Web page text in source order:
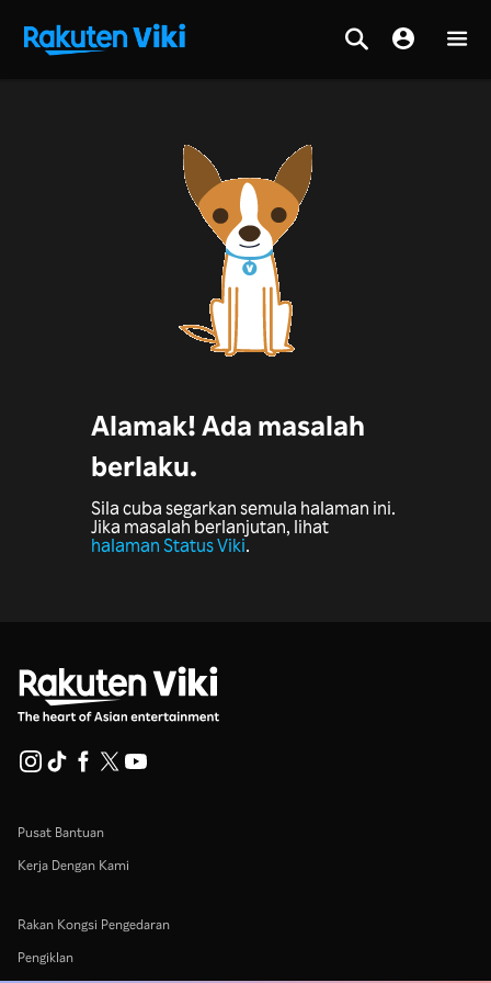
Alamak! Ada masalah
berlaku.
Sila cuba segarkan semula halaman ini.
Jika masalah berlanjutan, lihat
halaman Status Viki.
Pusat Bantuan
Kerja Dengan Kami
Rakan Kongsi Pengedaran
Pengiklan